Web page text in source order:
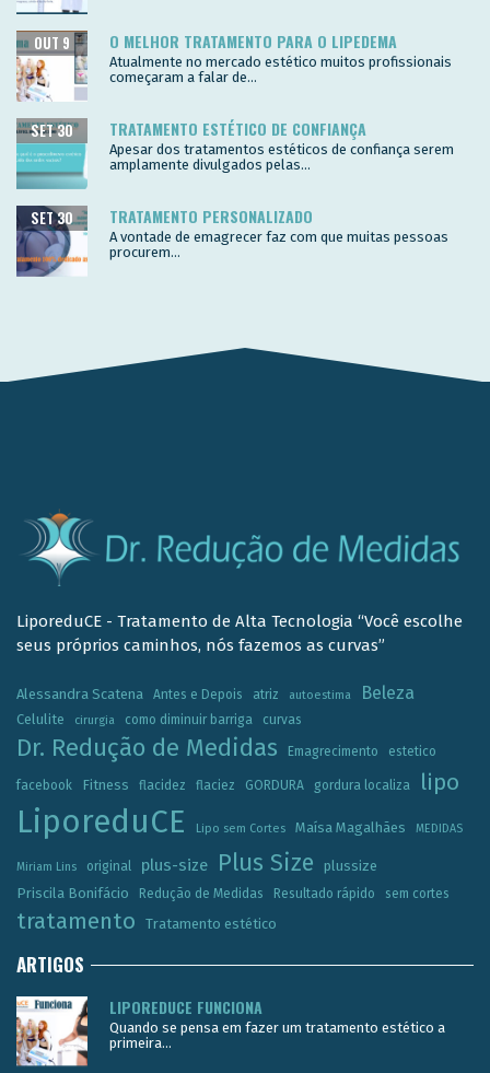
O MELHOR TRATAMENTO PARA O LIPEDEMA
OUT 9
Atualmente no mercado estético muitos profissionais
começaram a falar de...
TRATAMENTO ESTÉTICO DE CONFIANÇA
SET 30
Apesar dos tratamentos estéticos de confiança serem
amplamente divulgados pelas...
TRATAMENTO PERSONALIZADO
SET 30
A vontade de emagrecer faz com que muitas pessoas
procurem...
LiporeduCE - Tratamento de Alta Tecnologia “Você escolhe
seus próprios caminhos, nós fazemos as curvas”
Alessandra Scatena Antes e Depois atriz autoestima Beleza
Celulite cirurgia como diminuir barriga curvas
Dr. Redução de Medidas Emagrecimento estetico
facebook Fitness flacidez flaciez GORDURA gordura localiza lipo
LiporeduCE Lipo sem Cortes Maísa Magalhães MEDIDAS
Miriam Lins original plus-size Plus Size
plussize
Priscila Bonifácio
Redução de Medidas Resultado rápido sem cortes
tratamento Tratamento estético
ARTIGOS
LIPOREDUCE FUNCIONA
Quando se pensa em fazer um tratamento estético a
primeira...